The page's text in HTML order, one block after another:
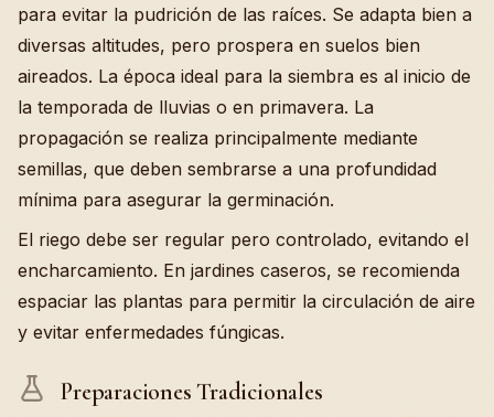
para evitar la pudrición de las raíces. Se adapta bien a
diversas altitudes, pero prospera en suelos bien
aireados. La época ideal para la siembra es al inicio de
la temporada de lluvias o en primavera. La
propagación se realiza principalmente mediante
semillas, que deben sembrarse a una profundidad
mínima para asegurar la germinación.
El riego debe ser regular pero controlado, evitando el
encharcamiento. En jardines caseros, se recomienda
espaciar las plantas para permitir la circulación de aire
y evitar enfermedades fúngicas.
Preparaciones Tradicionales